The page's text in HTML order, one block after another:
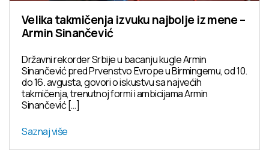
Velika takmičenja izvuku najbolje iz mene –
Armin Sinančević
Državni rekorder Srbije u bacanju kugle Armin
Sinančević pred Prvenstvo Evrope u Birmingemu, od 10.
do 16. avgusta, govori o iskustvu sa najvećih
takmičenja, trenutnoj formi i ambicijama Armin
Sinančević […]
Saznaj više